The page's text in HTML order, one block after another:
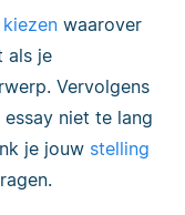
waarover
als je
Vervolgens
niet te lang
je jouw stelling